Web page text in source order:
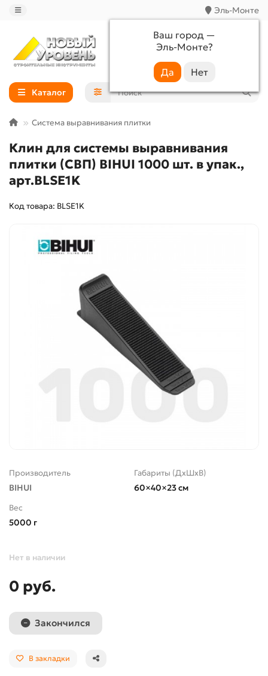
Эль-Монте
Ваш город —
Эль-Монте?
+7 (988) 233-44-52
Каталог
Система выравнивания плитки
Клин для системы выравнивания
плитки (СВП) BIHUI 1000 шт. в упак.,
арт.BLSE1K
Код товара: BLSE1K
Производитель
BIHUI
Габариты (ДхШхВ)
60×40×23 см
Вес
5000 г
Нет в наличии
0 руб.
Закончился
В закладки